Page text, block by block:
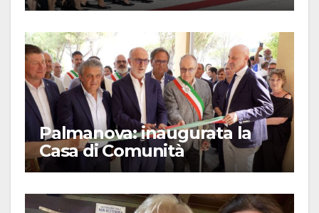
Palmanova: inaugurata la
Casa di Comunità